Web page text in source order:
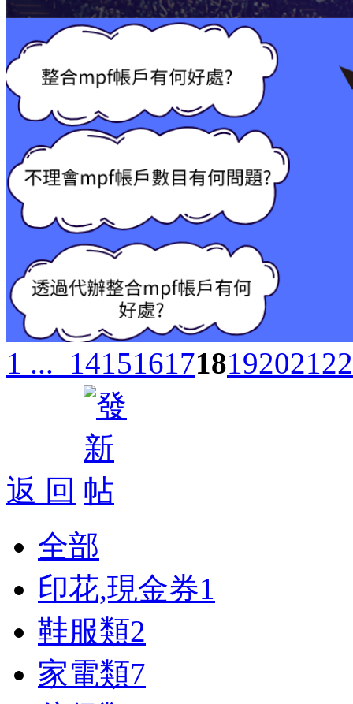
1 ... 141516171819202122
返 回
全部
印花,現金券1
鞋服類2
家電類7